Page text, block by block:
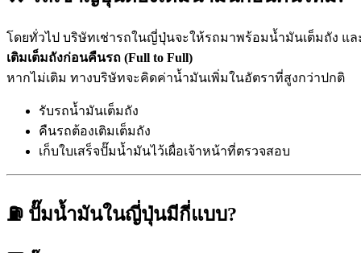
โดยทั่วไป บริษัทเช่ารถในญี่ปุ่นจะให้รถมาพร้อมน้ำมันเต็มถัง แ
เติมเต็มถังก่อนคืนรถ (Full to Full)
หากไม่เติม ทางบริษัทจะคิดค่าน้ำมันเพิ่มในอัตราที่สูงกว่าปกติ
รับรถน้ำมันเต็มถัง
คืนรถต้องเติมเต็มถัง
เก็บใบเสร็จปั๊มน้ำมันไว้เผื่อเจ้าหน้าที่ตรวจสอบ
⛽ ปั๊มน้ำมันในญี่ปุ่นมีกี่แบบ?